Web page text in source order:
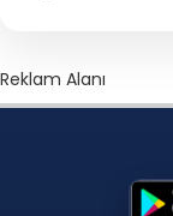
Reklam Alanı